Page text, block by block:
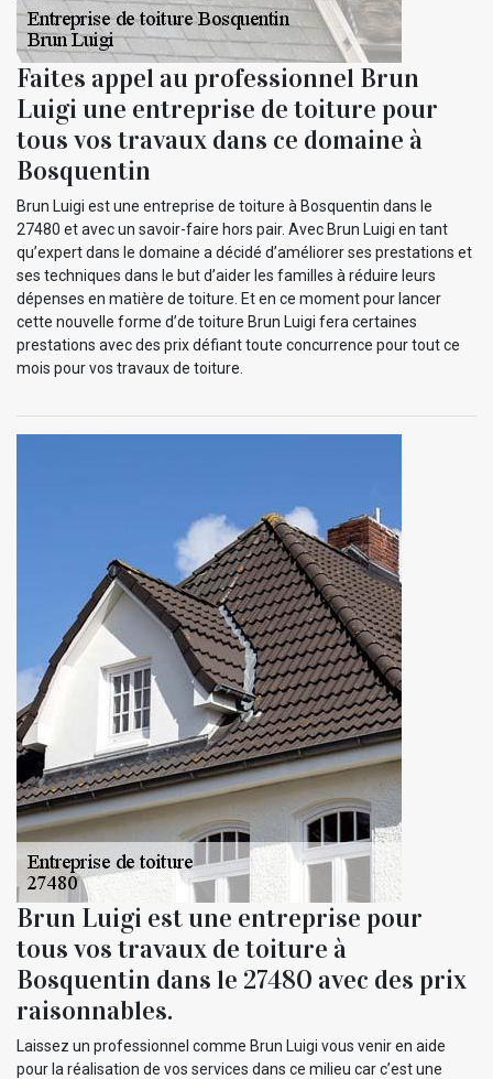
Faites appel au professionnel Brun
Luigi une entreprise de toiture pour
tous vos travaux dans ce domaine à
Bosquentin
Brun Luigi est une entreprise de toiture à Bosquentin dans le
27480 et avec un savoir-faire hors pair. Avec Brun Luigi en tant
qu’expert dans le domaine a décidé d’améliorer ses prestations et
ses techniques dans le but d’aider les familles à réduire leurs
dépenses en matière de toiture. Et en ce moment pour lancer
cette nouvelle forme d’de toiture Brun Luigi fera certaines
prestations avec des prix défiant toute concurrence pour tout ce
mois pour vos travaux de toiture.
Brun Luigi est une entreprise pour
tous vos travaux de toiture à
Bosquentin dans le 27480 avec des prix
raisonnables.
Laissez un professionnel comme Brun Luigi vous venir en aide
pour la réalisation de vos services dans ce milieu car c’est une